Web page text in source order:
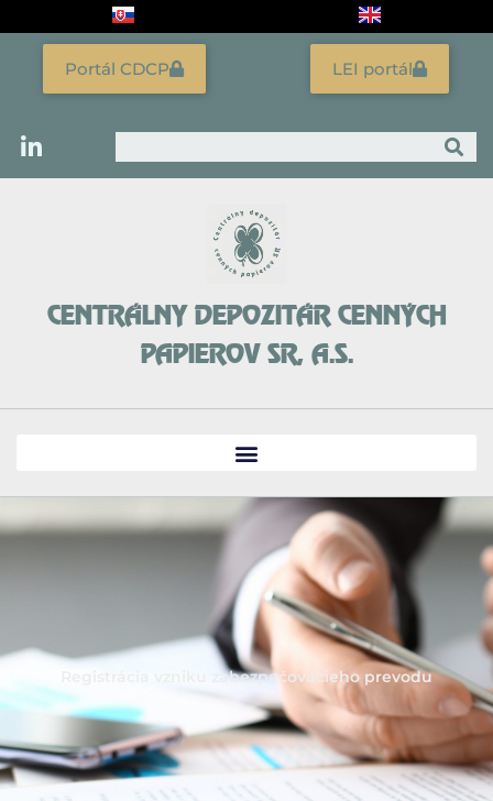
Vyhľadať
LEI portál
Portál CDCP
CENTRÁLNY DEPOZITÁR CENNÝCH
PAPIEROV SR, A.S.
Registrácia vzniku zabezpečovacieho prevodu